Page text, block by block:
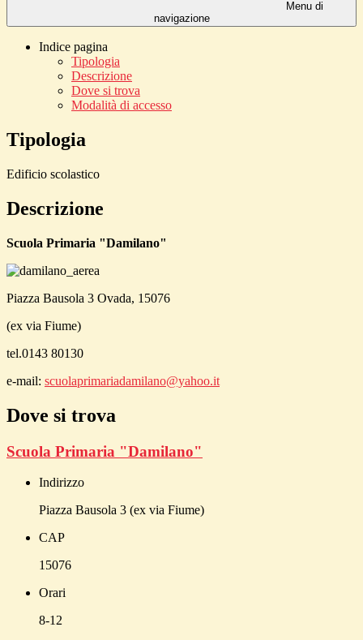
Menu di
navigazione
Indice pagina
Tipologia
Descrizione
Dove si trova
Modalità di accesso
Tipologia
Edificio scolastico
Descrizione
Scuola Primaria "Damilano"
Piazza Bausola 3 Ovada, 15076
(ex via Fiume)
tel.0143 80130
e-mail: scuolaprimariadamilano@yahoo.it
Dove si trova
Scuola Primaria "Damilano"
Indirizzo
Piazza Bausola 3 (ex via Fiume)
CAP
15076
Orari
8-12